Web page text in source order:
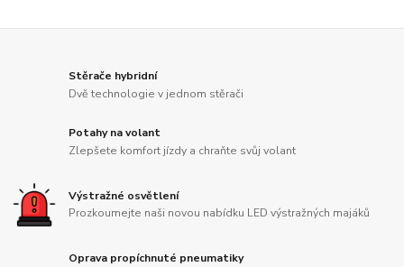
Stěrače hybridní
Dvě technologie v jednom stěrači
Potahy na volant
Zlepšete komfort jízdy a chraňte svůj volant
Výstražné osvětlení
Prozkoumejte naši novou nabídku LED výstražných majáků
Oprava propíchnuté pneumatiky